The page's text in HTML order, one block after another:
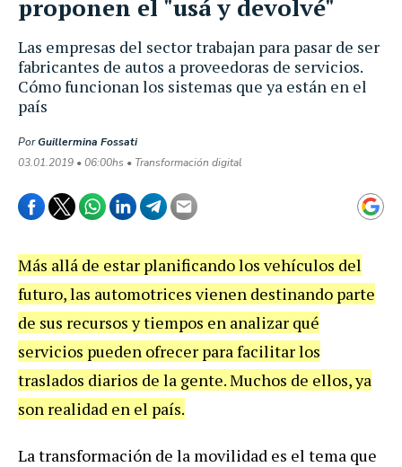
Las empresas del sector trabajan para pasar de ser
fabricantes de autos a proveedoras de servicios.
Cómo funcionan los sistemas que ya están en el
país
PorGuillermina Fossati
03.01.2019 • 06:00hs • Transformación digital
proponen el "usá y devolvé"
Más allá de estar planificando los vehículos del
futuro, las automotrices vienen destinando parte
de sus recursos y tiempos en analizar qué
servicios pueden ofrecer para facilitar los
traslados diarios de la gente. Muchos de ellos, ya
son realidad en el país.
La transformación de la movilidad es el tema que